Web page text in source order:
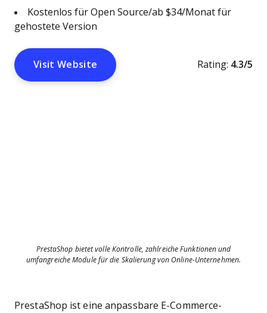
Kostenlos für Open Source/ab $34/Monat für
gehostete Version
Visit Website Rating: 4.3/5
PrestaShop bietet volle Kontrolle, zahlreiche Funktionen und
umfangreiche Module für die Skalierung von Online-Unternehmen.
PrestaShop ist eine anpassbare E-Commerce-